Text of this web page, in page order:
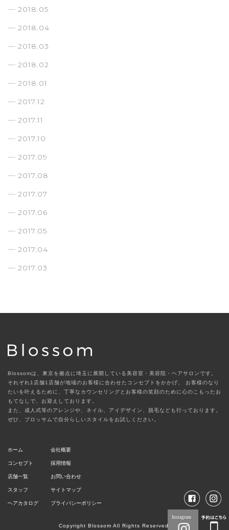
2018.05
2018.04
2018.03
2018.02
2018.01
2017.12
2017.11
2017.10
2017.09
2017.08
2017.07
2017.06
2017.05
2017.04
2017.03
Blossomは、東京を拠点に埼玉に展開している美容室・美容院・ヘアサロンです。
それぞれ1店舗1店舗が地域のお客様に合わせたコンセプトをかかげ、
お客様のなり
たいを叶えるために、丁寧なカウンセリングとお客様の笑顔のために心のこもったお
もてなしで、お迎えしております。
また、成人式等のアレンジや、ネイル、アイデザイン、脱毛なども行っております。
ぜひ、ブロッサムで自分らしいスタイルをお試しください。
ホーム
コンセプト
店舗一覧
スタッフ
ヘアカタログ
会社概要
採用情報
お問い合わせ
サイトマップ
プライバシーポリシー
Copyright Blossom All Rights Reserved.